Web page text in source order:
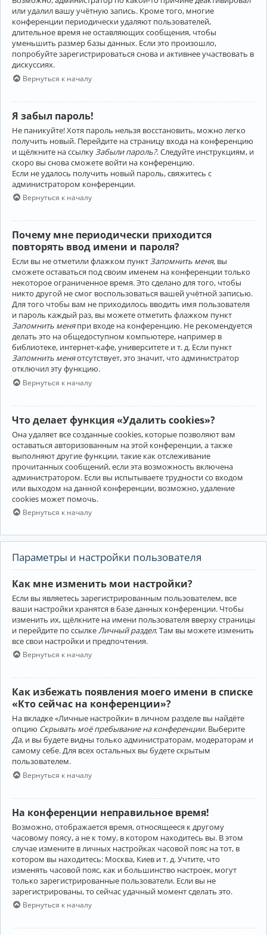
или удалил вашу учётную запись. Кроме того, многие
конференции периодически удаляют пользователей,
длительное время не оставляющих сообщения, чтобы
уменьшить размер базы данных. Если это произошло,
попробуйте зарегистрироваться снова и активнее участвовать в
дискуссиях.
Вернуться к началу
Я забыл пароль!
Не паникуйте! Хотя пароль нельзя восстановить, можно легко
получить новый. Перейдите на страницу входа на конференцию
и щёлкните на ссылку Забыли пароль?. Следуйте инструкциям, и
скоро вы снова сможете войти на конференцию.
Если не удалось получить новый пароль, свяжитесь с
администратором конференции.
Вернуться к началу
Почему мне периодически приходится
повторять ввод имени и пароля?
Если вы не отметили флажком пунктЗапомнить меня, вы
сможете оставаться под своим именем на конференции только
некоторое ограниченное время. Это сделано для того, чтобы
никто другой не смог воспользоваться вашей учётной записью.
Для того чтобы вам не приходилось вводить имя пользователя
и пароль каждый раз, вы можете отметить флажком пункт
Запомнить меняпри входе на конференцию. Не рекомендуется
делать это на общедоступном компьютере, например в
библиотеке, интернет-кафе, университете и т. д. Если пункт
Запомнить меняотсутствует, это значит, что администратор
отключил эту функцию.
Вернуться к началу
Что делает функция «Удалить cookies»?
Она удаляет все созданные cookies, которые позволяют вам
оставаться авторизованным на этой конференции, а также
выполняют другие функции, такие как отслеживание
прочитанных сообщений, если эта возможность включена
администратором. Если вы испытываете трудности со входом
или выходом на данной конференции, возможно, удаление
cookies может помочь.
Вернуться к началу
Параметры и настройки пользователя
Как мне изменить мои настройки?
Если вы являетесь зарегистрированным пользователем, все
ваши настройки хранятся в базе данных конференции. Чтобы
изменить их, щёлкните на имени пользователя вверху страницы
и перейдите по ссылке Личный раздел. Там вы можете изменить
все свои настройки и предпочтения.
Вернуться к началу
Как избежать появления моего имени в списке
«Кто сейчас на конференции»?
На вкладке «Личные настройки» в личном разделе вы найдёте
опцию Скрывать моё пребывание на конференции. Выберите
Да, и вы будете видны только администраторам, модераторам и
самому себе. Для всех остальных вы будете скрытым
пользователем.
Вернуться к началу
На конференции неправильное время!
Возможно, отображается время, относящееся к другому
часовому поясу, а не к тому, в котором находитесь вы. В этом
случае измените в личных настройках часовой пояс на тот, в
котором вы находитесь: Москва, Киев и т. д. Учтите, что
изменять часовой пояс, как и большинство настроек, могут
только зарегистрированные пользователи. Если вы не
зарегистрированы, то сейчас удачный момент сделать это.
Вернуться к началу